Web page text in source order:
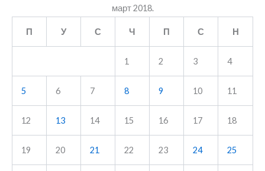
март 2018.
П У С Ч П С Н
1 2 3 4
5 6 7 8 9 10 11
12 13 14 15 16 17 18
19 20 21 22 23 24 25